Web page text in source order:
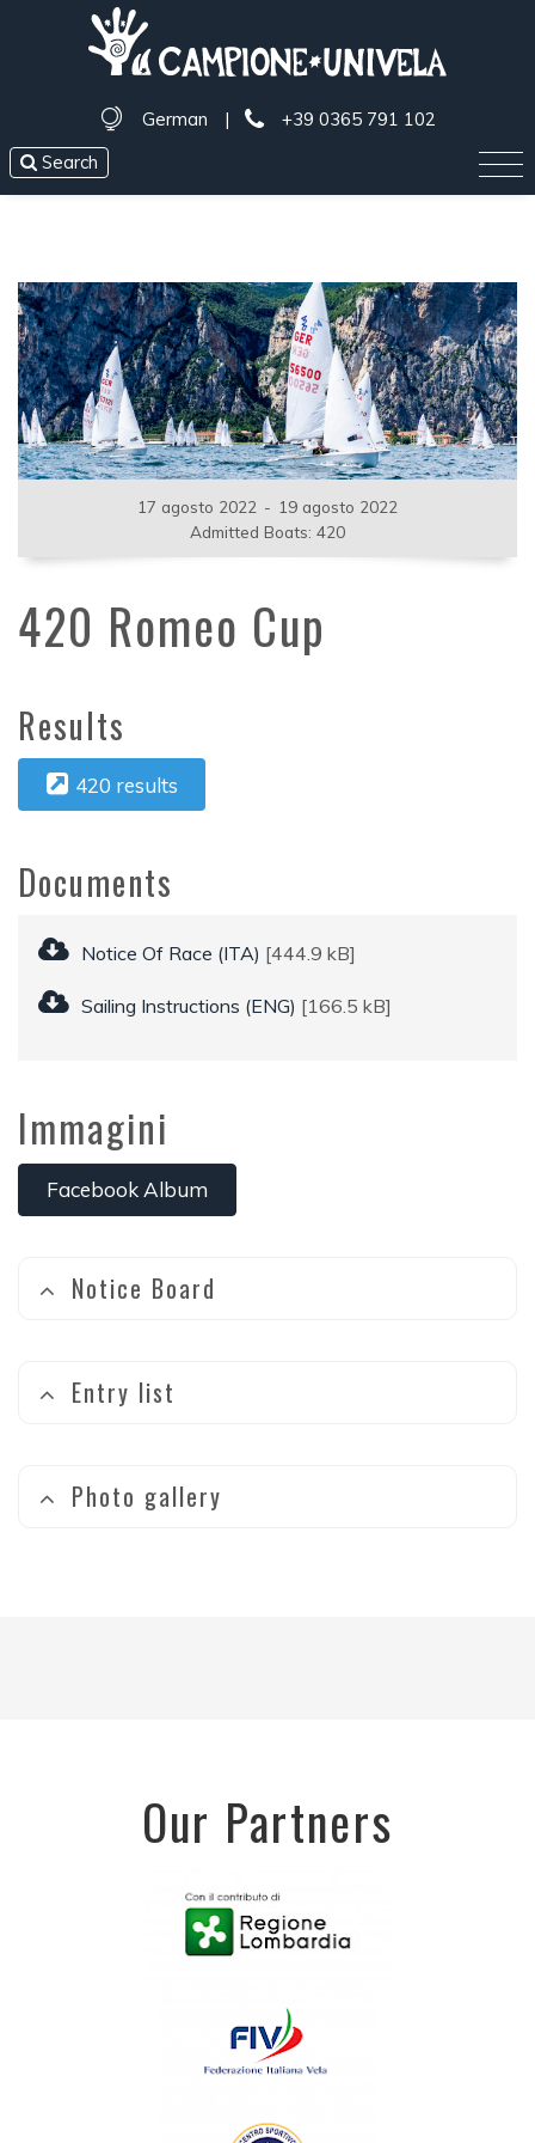
German |
+39 0365 791 102
Search
17 agosto 2022 - 19 agosto 2022
Admitted Boats: 420
420 Romeo Cup
Immagini
Facebook Album
Notice Board
Entry list
Photo gallery
Results
420 results
Documents
Notice Of Race (ITA) [444.9 kB]
Sailing Instructions (ENG) [166.5 kB]
Our Partners